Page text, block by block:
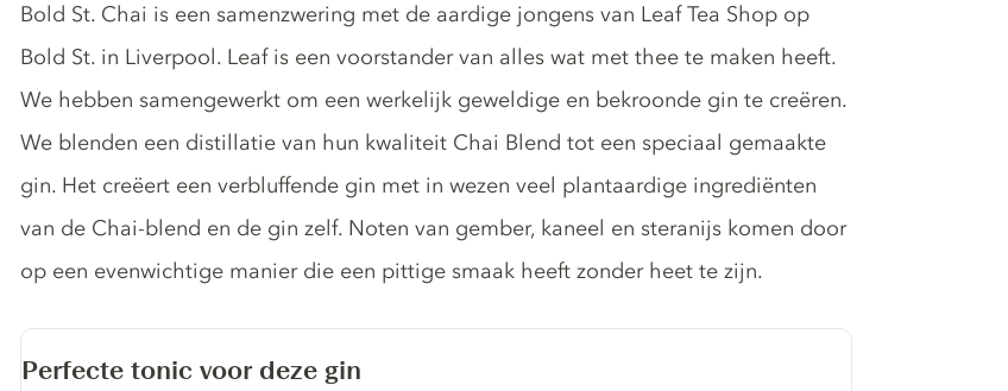
Gin description
Bold St. Chai is een samenzwering met de aardige jongens van Leaf Tea Shop op
Bold St. in Liverpool. Leaf is een voorstander van alles wat met thee te maken heeft.
We hebben samengewerkt om een werkelijk geweldige en bekroonde gin te creëren.
We blenden een distillatie van hun kwaliteit Chai Blend tot een speciaal gemaakte
gin. Het creëert een verbluffende gin met in wezen veel plantaardige ingrediënten
van de Chai-blend en de gin zelf. Noten van gember, kaneel en steranijs komen door
op een evenwichtige manier die een pittige smaak heeft zonder heet te zijn.
Perfecte tonic voor deze gin